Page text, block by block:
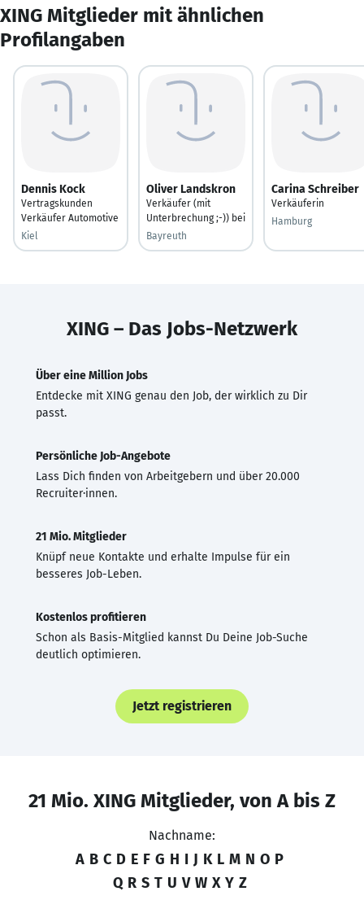
XING Mitglieder mit ähnlichen
Profilangaben
Dennis Kock
Vertragskunden
Verkäufer Automotive
Kiel
Oliver Landskron
Verkäufer (mit
Unterbrechung ;-)) bei
Bayreuth
Carina Schreiber
Verkäuferin
Hamburg
XING – Das Jobs-Netzwerk
Über eine Million Jobs
Entdecke mit XING genau den Job, der wirklich zu Dir
passt.
Persönliche Job-Angebote
Lass Dich finden von Arbeitgebern und über 20.000
Recruiter·innen.
21 Mio. Mitglieder
Knüpf neue Kontakte und erhalte Impulse für ein
besseres Job-Leben.
Kostenlos profitieren
Schon als Basis-Mitglied kannst Du Deine Job-Suche
deutlich optimieren.
Jetzt registrieren
21 Mio. XING Mitglieder, von A bis Z
Nachname:
A B C D E F G H I J K L M N O P
Q R S T U V W X Y Z